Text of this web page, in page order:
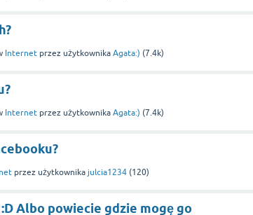
Internet przez użytkownika Agata:) (7.4k)
Internet przez użytkownika Agata:) (7.4k)
przez użytkownika julcia1234 (120)
Albo powiecie gdzie mogę go